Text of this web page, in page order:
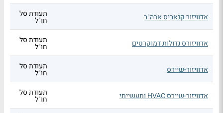
אדוויזור קנאביס ארה"ב תעודת סל
חו"ל
אדוויזורס גדולות דמוקרטים תעודת סל
חו"ל
אדוויזור-שיירס תעודת סל
חו"ל
אדוויזור-שיירס HVAC ותעשייתי תעודת סל
חו"ל